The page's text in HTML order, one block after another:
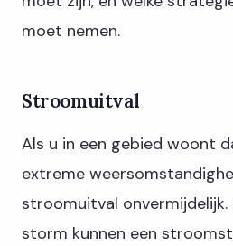
moet nemen.
Stroomuitval
Als u in een gebied woont
extreme
stroomuitval onvermijdelijk.
storm kunnen een